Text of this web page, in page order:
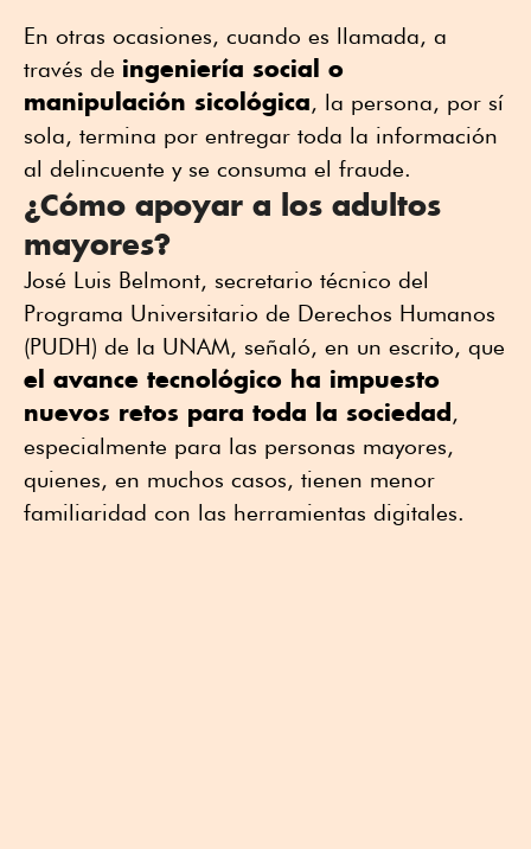
En otras ocasiones, cuando es llamada, a
través de ingeniería social o
manipulación sicológica, la persona, por sí
sola, termina por entregar toda la información
al delincuente y se consuma el fraude.
¿Cómo apoyar a los adultos
mayores?
José Luis Belmont, secretario técnico del
Programa Universitario de Derechos Humanos
(PUDH) de la UNAM, señaló, en un escrito, que
el avance tecnológico ha impuesto
nuevos retos para toda la sociedad,
especialmente para las personas mayores,
quienes, en muchos casos, tienen menor
familiaridad con las herramientas digitales.